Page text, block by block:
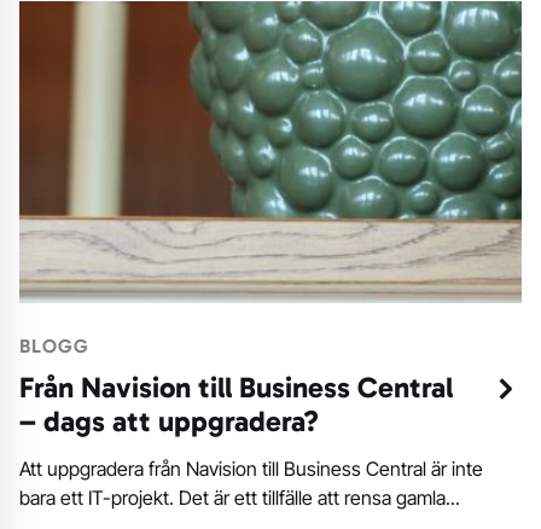
BLOGG
Från Navision till Business Central
– dags att uppgradera?
Att uppgradera från Navision till Business Central är inte
bara ett IT-projekt. Det är ett tillfälle att rensa gamla...